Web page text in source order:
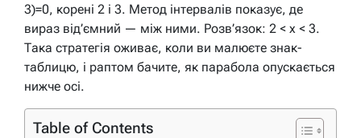
3)=0, корені 2 і 3. Метод інтервалів показує, де
вираз від’ємний — між ними. Розв’язок: 2 < x < 3.
Така стратегія оживає, коли ви малюєте знак-
таблицю, і раптом бачите, як парабола опускається
нижче осі.
Table of Contents